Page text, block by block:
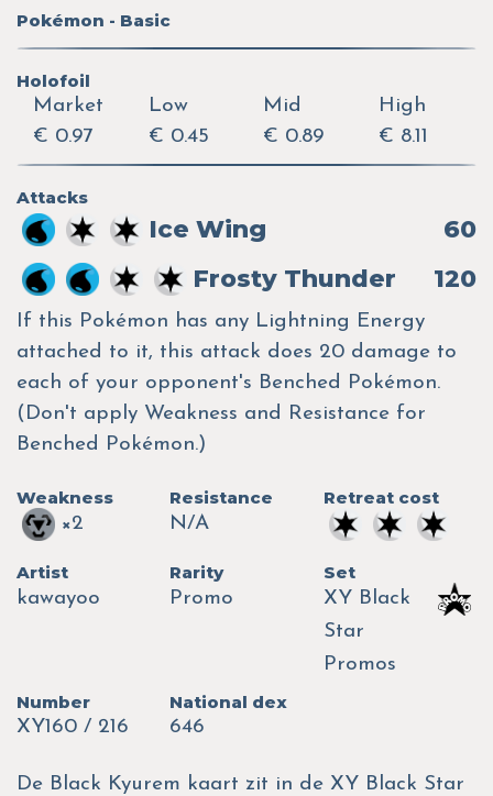
Pokémon - Basic
Holofoil
Market
€ 0.97
Low
€ 0.45
Mid
€ 0.89
High
€ 8.11
Attacks
Ice Wing
60
Frosty Thunder
120
If this Pokémon has any Lightning Energy
attached to it, this attack does 20 damage to
each of your opponent's Benched Pokémon.
(Don't apply Weakness and Resistance for
Benched Pokémon.)
Weakness
×2
Resistance
N/A
Retreat cost
Artist
kawayoo
Rarity
Promo
Set
XY Black
Star
Promos
Number
XY160 / 216
National dex
646
De Black Kyurem kaart zit in de XY Black Star